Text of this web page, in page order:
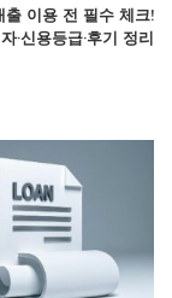
출 이용 전 필수 체크!
·신용등급·후기 정리